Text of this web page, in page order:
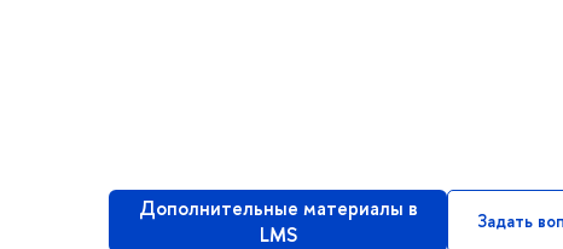
Дополнительные материалы в
LMS
Задать